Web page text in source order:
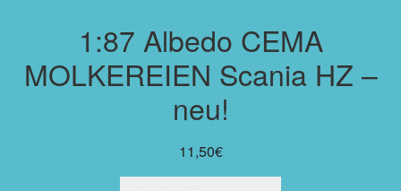
1:87 Albedo CEMA
MOLKEREIEN Scania HZ –
neu!
11,50€